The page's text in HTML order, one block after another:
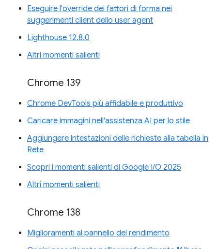
Eseguire l'override dei fattori di forma nei
suggerimenti client dello user agent
Lighthouse 12.8.0
Altri momenti salienti
Chrome 139
Chrome DevTools più affidabile e produttivo
Caricare immagini nell'assistenza AI per lo stile
Aggiungere intestazioni delle richieste alla tabella in
Rete
Scopri i momenti salienti di Google I/O 2025
Altri momenti salienti
Chrome 138
Miglioramenti al pannello del rendimento